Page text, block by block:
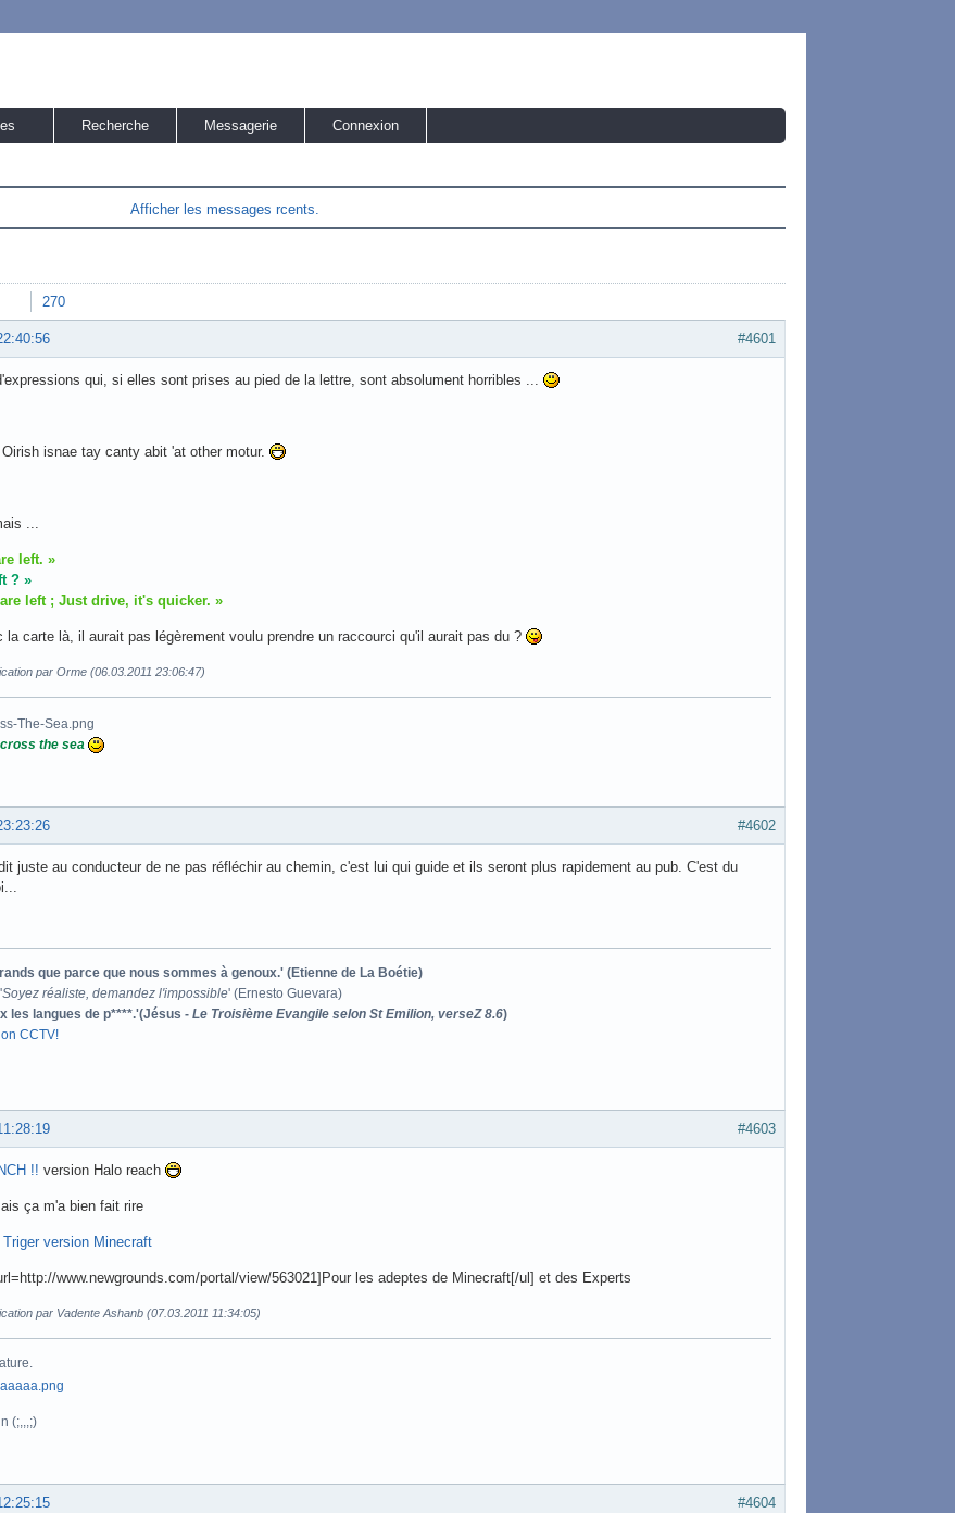
Recherche Messagerie Connexion
Afficher les messages rcents.
270
#4601
qui, si elles sont prises au pied de la lettre, sont absolument horribles ...
isnae tay canty abit 'at other motur.
...
left. »
? »
left ; Just drive, it's quicker. »
la carte là, il aurait pas légèrement voulu prendre un raccourci qu'il aurait pas du ?
par Orme (06.03.2011 23:06:47)
the sea
#4602
juste au conducteur de ne pas réfléchir au chemin, c'est lui qui guide et ils seront plus rapidement au pub. C'est du
que parce que nous sommes à genoux.' (Etienne de La Boétie)
Soyez réaliste, demandez l'impossible' (Ernesto Guevara)
les langues de p****.'(Jésus - Le Troisième Evangile selon St Emilion, verseZ 8.6)
CCTV!
#4603
!! version Halo reach
ça m'a bien fait rire
Triger version Minecraft
www.newgrounds.com/portal/view/563021]Pour les adeptes de Minecraft[/ul] et des Experts
par Vadente Ashanb (07.03.2011 11:34:05)
(;,,,;)
#4604